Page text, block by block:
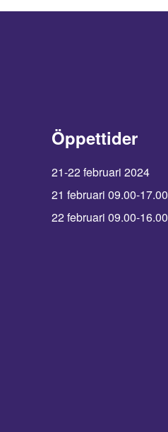
Öppettider
21-22 februari 2024
21 februari 09.00-17.00
22 februari 09.00-16.00